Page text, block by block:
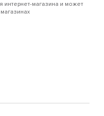
интернет-магазина и может